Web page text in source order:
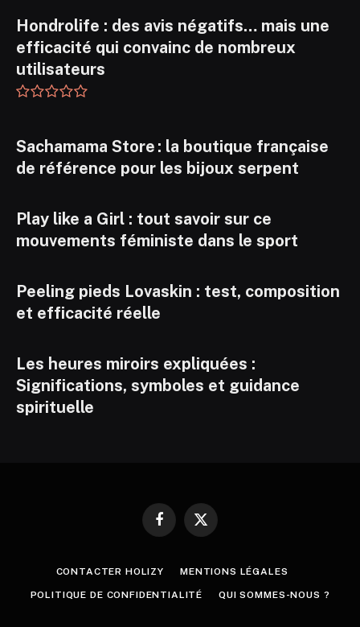
Hondrolife : des avis négatifs… mais une
efficacité qui convainc de nombreux
utilisateurs
Sachamama Store : la boutique française
de référence pour les bijoux serpent
Play like a Girl : tout savoir sur ce
mouvements féministe dans le sport
Peeling pieds Lovaskin : test, composition
et efficacité réelle
Les heures miroirs expliquées :
Significations, symboles et guidance
spirituelle
Facebook
X
CONTACTER HOLIZY MENTIONS LÉGALES
POLITIQUE DE CONFIDENTIALITÉ QUI SOMMES-NOUS ?